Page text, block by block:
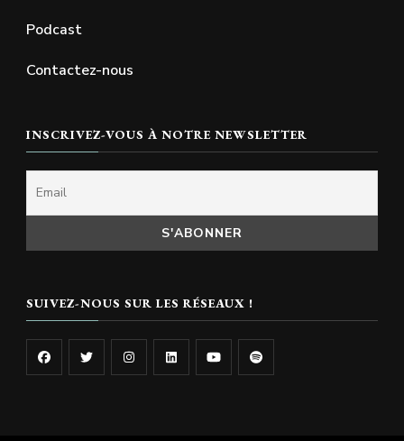
Podcast
Contactez-nous
INSCRIVEZ-VOUS À NOTRE NEWSLETTER
SUIVEZ-NOUS SUR LES RÉSEAUX !